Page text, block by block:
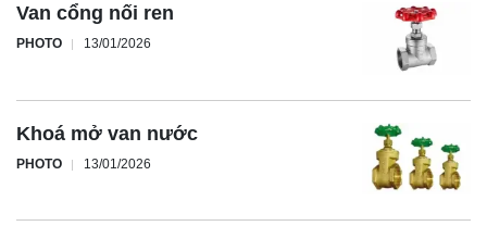
Van cổng nối ren
PHOTO 13/01/2026
Khoá mở van nước
PHOTO 13/01/2026